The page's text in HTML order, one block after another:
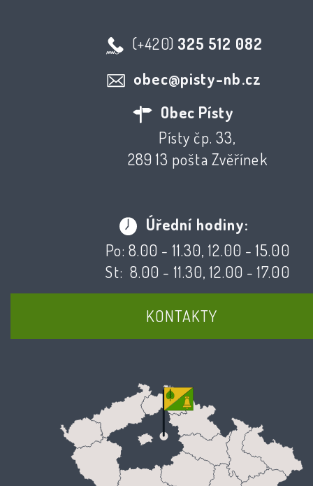
(+420) 325 512 082
obec@pisty-nb.cz
Obec Písty
Písty čp. 33,
289 13 pošta Zvěřínek
Úřední hodiny:
Po: 8.00 - 11.30, 12.00 - 15.00
St: 8.00 - 11.30, 12.00 - 17.00
KONTAKTY